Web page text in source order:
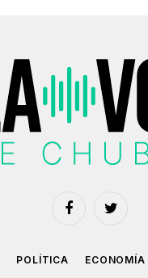
FacebookTwitter
POLÍTICA ECONOMÍA